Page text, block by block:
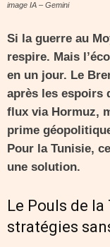
image IA – Gemini
Si la guerre au
respire. Mais
en un jour. Le
après les espoirs
flux via Hormuz,
prime
Pour la Tunisie,
une solution.
Le Pouls de la
stratégies